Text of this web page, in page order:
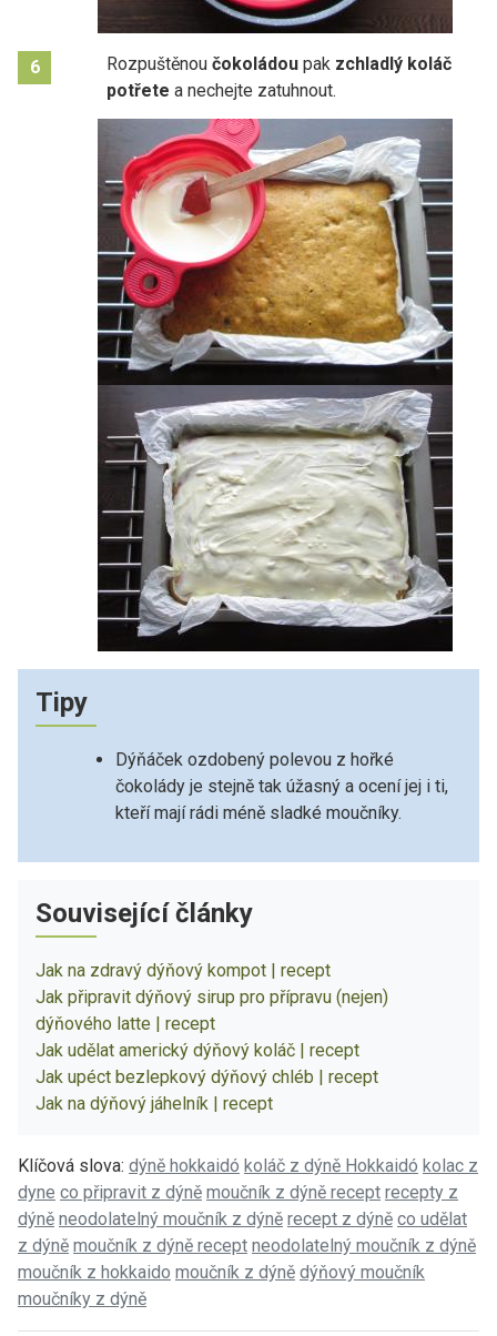
6 Rozpuštěnou čokoládou pak zchladlý koláč
potřete a nechejte zatuhnout.
Tipy
Dýňáček ozdobený polevou z hořké
čokolády je stejně tak úžasný a ocení jej i ti,
kteří mají rádi méně sladké moučníky.
Související články
Jak na zdravý dýňový kompot | recept
Jak připravit dýňový sirup pro přípravu (nejen)
dýňového latte | recept
Jak udělat americký dýňový koláč | recept
Jak upéct bezlepkový dýňový chléb | recept
Jak na dýňový jáhelník | recept
Klíčová slova: dýně hokkaidó koláč z dýně Hokkaidó kolac z
dyne co připravit z dýně moučník z dýně recept recepty z
dýně neodolatelný moučník z dýně recept z dýně co udělat
z dýně moučník z dýně recept neodolatelný moučník z dýně
moučník z hokkaido moučník z dýně dýňový moučník
moučníky z dýně